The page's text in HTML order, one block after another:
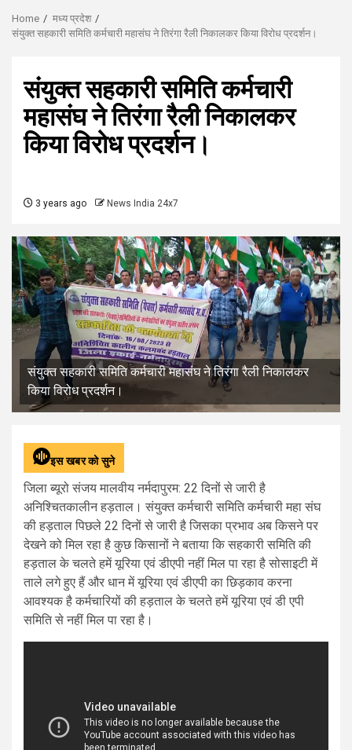
Home
मध्य प्रदेश
संयुक्त सहकारी समिति कर्मचारी महासंघ ने तिरंगा रैली निकालकर किया विरोध प्रदर्शन।
संयुक्त सहकारी समिति कर्मचारी
महासंघ ने तिरंगा रैली निकालकर
किया विरोध प्रदर्शन।
3 years ago News India 24x7
संयुक्त सहकारी समिति कर्मचारी महासंघ ने तिरंगा रैली निकालकर
किया विरोध प्रदर्शन।
इस खबर को सुने
जिला ब्यूरो संजय मालवीय नर्मदापुरम: 22 दिनों से जारी है
अनिश्चितकालीन हड़ताल। संयुक्त कर्मचारी समिति कर्मचारी महा संघ
की हड़ताल पिछले 22 दिनों से जारी है जिसका प्रभाव अब किसने पर
देखने को मिल रहा है कुछ किसानों ने बताया कि सहकारी समिति की
हड़ताल के चलते हमें यूरिया एवं डीएपी नहीं मिल पा रहा है सोसाइटी में
ताले लगे हुए हैं और धान में यूरिया एवं डीएपी का छिड़काव करना
आवश्यक है कर्मचारियों की हड़ताल के चलते हमें यूरिया एवं डी एपी
समिति से नहीं मिल पा रहा है।